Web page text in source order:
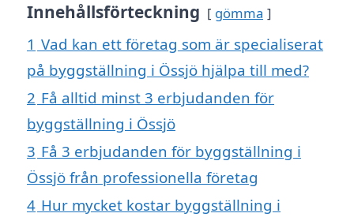
Innehållsförteckning gömma
1 Vad kan ett företag som är specialiserat
på byggställning i Össjö hjälpa till med?
2 Få alltid minst 3 erbjudanden för
byggställning i Össjö
3 Få 3 erbjudanden för byggställning i
Össjö från professionella företag
4 Hur mycket kostar byggställning i